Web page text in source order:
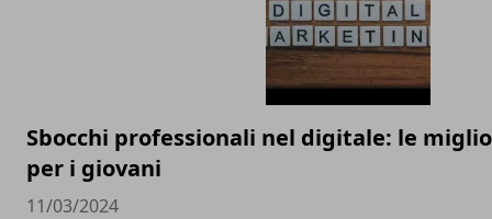
Sbocchi professionali nel digitale: le
per i giovani
11/03/2024